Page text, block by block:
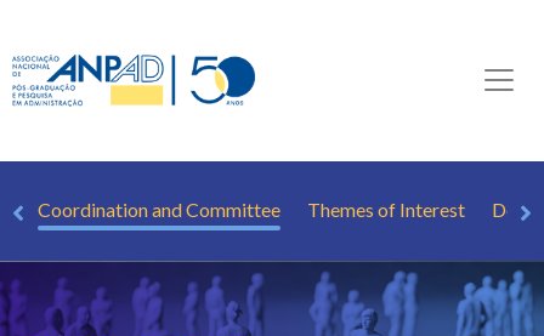
Coordination and Committee Themes of Interest